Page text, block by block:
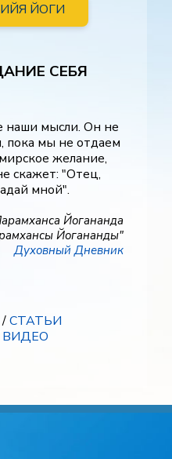
ЙОГИ
СЕБЯ
наши мысли. Он не
пока мы не отдаем
желание,
скажет: "Отец,
мной".
Йогананда
Йогананды"
Духовный Дневник
/СТАТЬИ
ВИДЕО